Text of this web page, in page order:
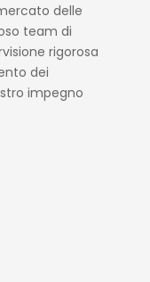
delle
team di
rigorosa
dei
impegno